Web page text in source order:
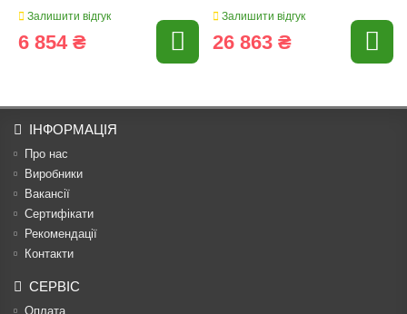
Залишити відгук
6 854 ₴
Залишити відгук
26 863 ₴
ІНФОРМАЦІЯ
Про нас
Виробники
Вакансії
Сертифікати
Рекомендації
Контакти
СЕРВІС
Оплата